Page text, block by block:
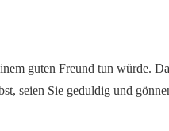
guten Freund tun würde.
seien Sie geduldig und